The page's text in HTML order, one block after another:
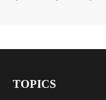
TOPICS